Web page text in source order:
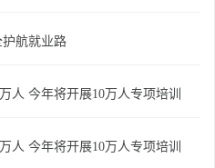
航就业路
人 今年将开展10万人专项培训
人 今年将开展10万人专项培训